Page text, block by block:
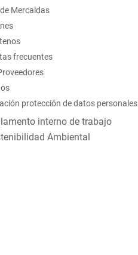
Mercaldas
frecuentes
protección de datos personales
interno de trabajo
Ambiental